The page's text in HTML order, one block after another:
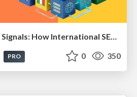
Max Prin - Stacking Signals: How International SEO Comes Together (And Falls Apart)
PRO 0 350